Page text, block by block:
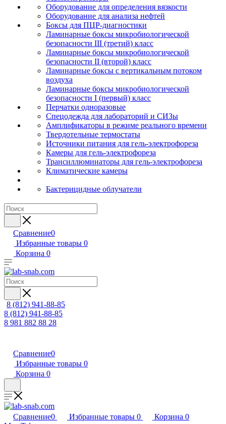
Оборудование для определения вязкости
Оборудование для анализа нефтей
Боксы для ПЦР-диагностики
Ламинарные боксы микробиологической
безопасности III (третий) класс
Ламинарные боксы микробиологической
безопасности II (второй) класс
Ламинарные боксы с вертикальным потоком
воздуха
Ламинарные боксы микробиологической
безопасности I (первый) класс
Перчатки одноразовые
Спецодежда для лабораторий и СИЗы
Амплификаторы в режиме реального времени
Твердотельные термостаты
Источники питания для гель-электрофореза
Камеры для гель-электрофореза
Трансиллюминаторы для гель-электрофореза
Климатические камеры
Бактерицидные облучатели
Сравнение0
Избранные товары 0
Корзина 0
8 (812) 941-88-85
8 (812) 941-88-85
8 981 882 88 28
Сравнение0
Избранные товары 0
Корзина 0
Сравнение0 Избранные товары 0 Корзина 0